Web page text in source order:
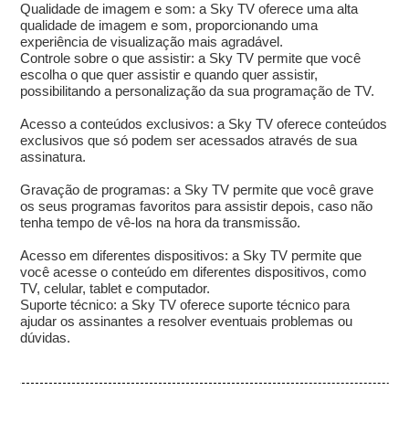
Qualidade de imagem e som: a Sky TV oferece uma alta
qualidade de imagem e som, proporcionando uma
experiência de visualização mais agradável.
Controle sobre o que assistir: a Sky TV permite que você
escolha o que quer assistir e quando quer assistir,
possibilitando a personalização da sua programação de TV.
Acesso a conteúdos exclusivos: a Sky TV oferece conteúdos
exclusivos que só podem ser acessados através de sua
assinatura.
Gravação de programas: a Sky TV permite que você grave
os seus programas favoritos para assistir depois, caso não
tenha tempo de vê-los na hora da transmissão.
Acesso em diferentes dispositivos: a Sky TV permite que
você acesse o conteúdo em diferentes dispositivos, como
TV, celular, tablet e computador.
Suporte técnico: a Sky TV oferece suporte técnico para
ajudar os assinantes a resolver eventuais problemas ou
dúvidas.